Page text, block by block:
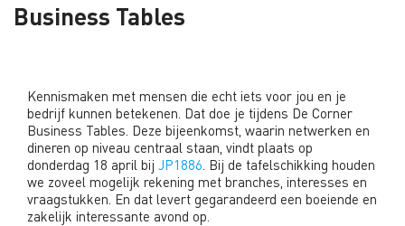
Business Tables
Kennismaken met mensen die echt iets voor jou en je
bedrijf kunnen betekenen. Dat doe je tijdens De Corner
Business Tables. Deze bijeenkomst, waarin netwerken en
dineren op niveau centraal staan, vindt plaats op
donderdag 18 april bij JP1886. Bij de tafelschikking houden
we zoveel mogelijk rekening met branches, interesses en
vraagstukken. En dat levert gegarandeerd een boeiende en
zakelijk interessante avond op.